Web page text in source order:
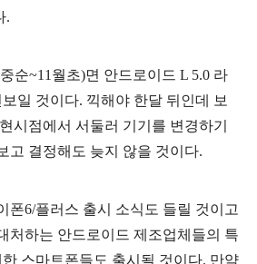
.
순~11월초)면 안드로이드 L 5.0 라
일 것이다. 끽해야 한달 뒤인데 보
시점에서 서둘러 기기를 변경하기
고 결정해도 늦지 않을 것이다.
폰6/플러스 출시 소식도 들릴 것이고
처하는 안드로이드 제조업체들의 특
한 스마트폰들도 출시될 것이다. 만약